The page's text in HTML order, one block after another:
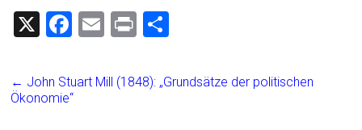
X
F
ce
b
E
ai
Pr
t
e
← John Stuart Mill (1848): „Grundsätze der politischen
Ökonomie“